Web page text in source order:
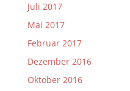
Juli 2017
Mai 2017
Februar 2017
Dezember 2016
Oktober 2016